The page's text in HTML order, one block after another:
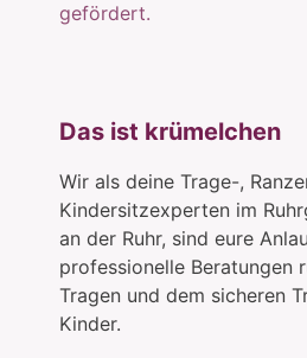
gefördert.
Das ist krümelchen
Wir als deine Trage-,
Kindersitzexperten im
an der Ruhr, sind eure
professionelle Beratungen
Tragen und dem sicheren
Kinder.